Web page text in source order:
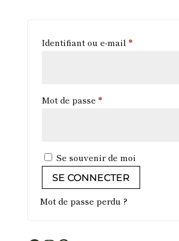
Identifiant ou e-mail *Obligatoire
Mot de passe *Obligatoire
Se souvenir de moi
SE CONNECTER
Mot de passe perdu ?